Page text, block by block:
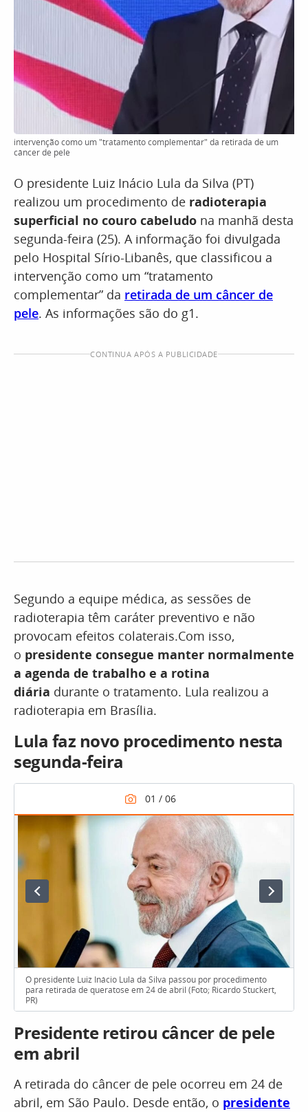
intervenção como um "tratamento complementar" da retirada de um
câncer de pele
O presidente Luiz Inácio Lula da Silva (PT)
realizou um procedimento de radioterapia
superficial no couro cabeludo na manhã desta
segunda-feira (25). A informação foi divulgada
pelo Hospital Sírio-Libanês, que classificou a
intervenção como um “tratamento
complementar” da retirada de um câncer de
pele. As informações são do g1.
CONTINUA APÓS A PUBLICIDADE
Segundo a equipe médica, as sessões de
radioterapia têm caráter preventivo e não
provocam efeitos colaterais.Com isso,
o presidente consegue manter normalmente
a agenda de trabalho e a rotina
diária durante o tratamento. Lula realizou a
radioterapia em Brasília.
Lula faz novo procedimento nesta
segunda-feira
O presidente Luiz Inácio Lula da Silva passou por procedimento
para retirada de queratose em 24 de abril (Foto; Ricardo Stuckert,
PR)
Presidente retirou câncer de pele
em abril
A retirada do câncer de pele ocorreu em 24 de
abril, em São Paulo. Desde então, o presidente